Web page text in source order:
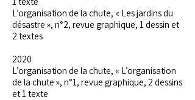
L’organisation de la chute, « Les jardins du
désastre », n°2, revue graphique, 1 dessin et
2 textes
2020
L’organisation de la chute, « L’organisation
de la chute », n°1, revue graphique, 2 dessins
et 1 texte